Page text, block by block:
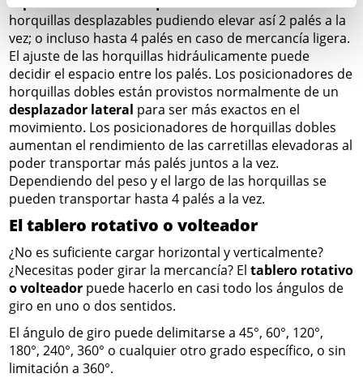
horquillas desplazables pudiendo elevar así 2 palés a la
vez; o incluso hasta 4 palés en caso de mercancía ligera.
El ajuste de las horquillas hidráulicamente puede
decidir el espacio entre los palés. Los posicionadores de
horquillas dobles están provistos normalmente de un
desplazador lateral para ser más exactos en el
movimiento. Los posicionadores de horquillas dobles
aumentan el rendimiento de las carretillas elevadoras al
poder transportar más palés juntos a la vez.
Dependiendo del peso y el largo de las horquillas se
pueden transportar hasta 4 palés a la vez.
El tablero rotativo o volteador
¿No es suficiente cargar horizontal y verticalmente?
¿Necesitas poder girar la mercancía? El tablero rotativo
o volteador puede hacerlo en casi todo los ángulos de
giro en uno o dos sentidos.
El ángulo de giro puede delimitarse a 45°, 60°, 120°,
180°, 240°, 360° o cualquier otro grado específico, o sin
limitación a 360°.